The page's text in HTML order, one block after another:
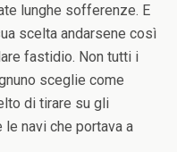
lunghe sofferenze. E
scelta andarsene così
fastidio. Non tutti i
sceglie come
di tirare su gli
navi che portava a